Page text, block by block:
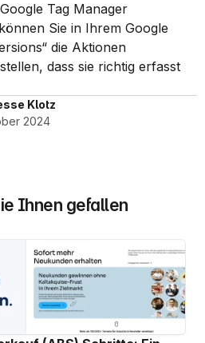
Tag Manager
Sie in Ihrem Google
die Aktionen
dass sie richtig erfasst
Klotz
2024
Ihnen gefallen